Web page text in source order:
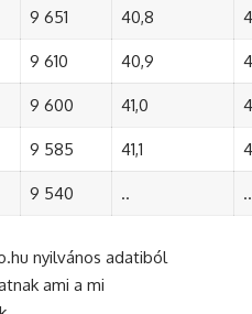
9 651 40,8
9 610 40,9
9 600 41,0
9 585 41,1
9 540 .. ..
nyilvános adatiból
ami a mi